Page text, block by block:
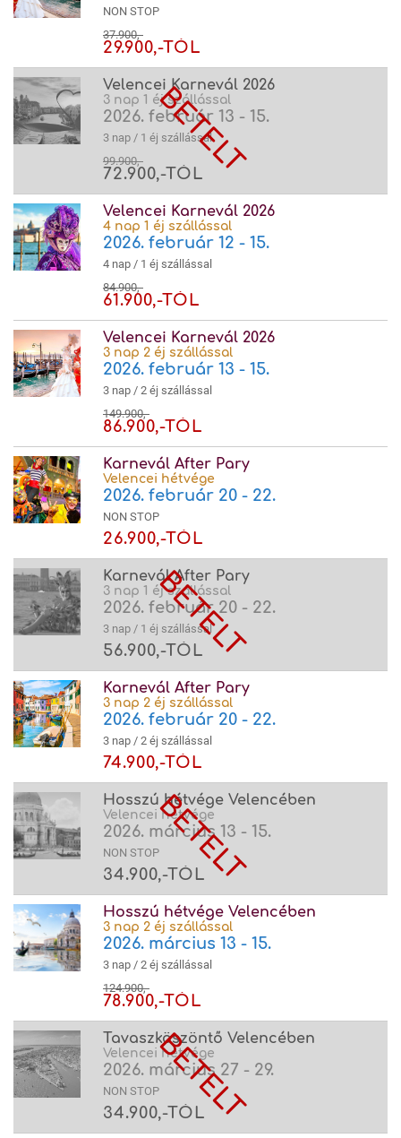
NON STOP
37.900,-
29.900,-TÓL
Velencei Karnevál 2026
3 nap 1 éj szállással
2026. február 13 - 15.
3 nap / 1 éj szállással
99.900,-
72.900,-TÓL
Velencei Karnevál 2026
4 nap 1 éj szállással
2026. február 12 - 15.
4 nap / 1 éj szállással
84.900,-
61.900,-TÓL
Velencei Karnevál 2026
3 nap 2 éj szállással
2026. február 13 - 15.
3 nap / 2 éj szállással
149.900,-
86.900,-TÓL
Karnevál After Pary
Velencei hétvége
2026. február 20 - 22.
NON STOP
26.900,-TÓL
Karnevál After Pary
3 nap 1 éj szállással
2026. február 20 - 22.
3 nap / 1 éj szállással
56.900,-TÓL
Karnevál After Pary
3 nap 2 éj szállással
2026. február 20 - 22.
3 nap / 2 éj szállással
74.900,-TÓL
Hosszú hétvége Velencében
Velencei hétvége
2026. március 13 - 15.
NON STOP
34.900,-TÓL
Hosszú hétvége Velencében
3 nap 2 éj szállással
2026. március 13 - 15.
3 nap / 2 éj szállással
124.900,-
78.900,-TÓL
Tavaszköszöntő Velencében
Velencei hétvége
2026. március 27 - 29.
NON STOP
34.900,-TÓL